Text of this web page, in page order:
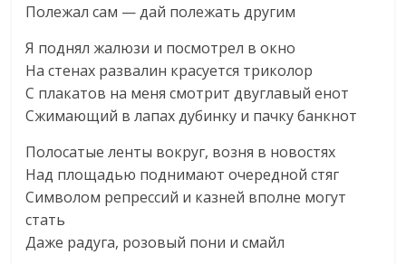
Полежал сам — дай полежать другим
Я поднял жалюзи и посмотрел в окно
На стенах развалин красуется триколор
С плакатов на меня смотрит двуглавый енот
Сжимающий в лапах дубинку и пачку банкнот
Полосатые ленты вокруг, возня в новостях
Над площадью поднимают очередной стяг
Символом репрессий и казней вполне могут
стать
Даже радуга, розовый пони и смайл